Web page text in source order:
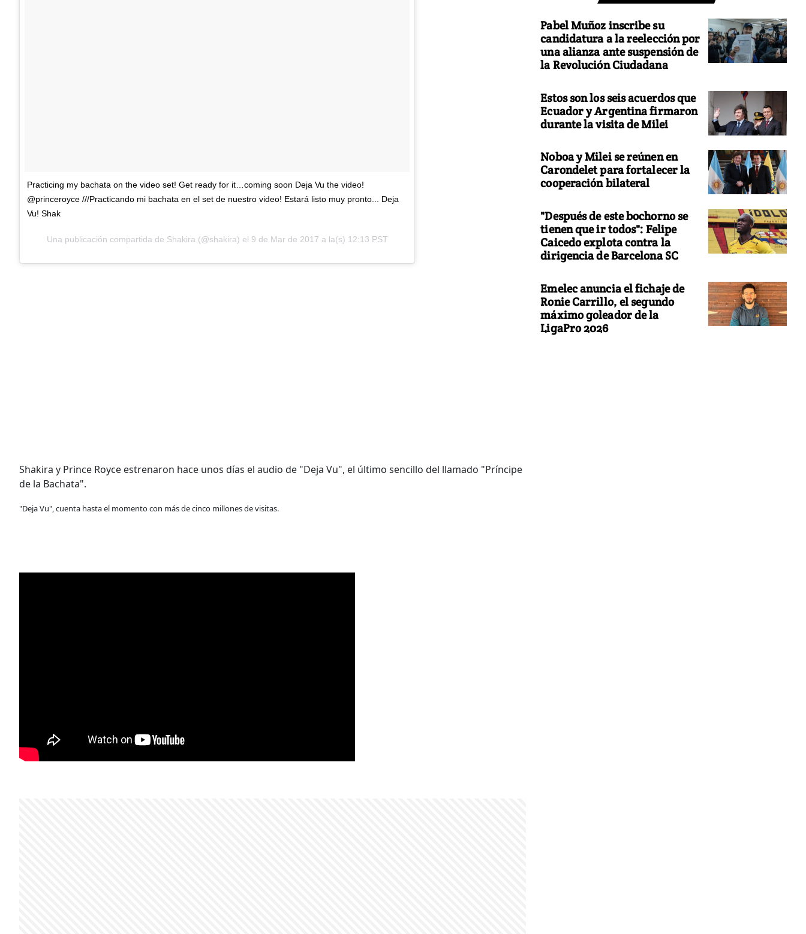
Practicing my bachata on the video set! Get ready for it…coming soon Deja Vu the video!
@princeroyce ///Practicando mi bachata en el set de nuestro video! Estará listo muy pronto... Deja
Vu! Shak
Una publicación compartida de Shakira (@shakira) el 9 de Mar de 2017 a la(s) 12:13 PST
Shakira y Prince Royce estrenaron hace unos días el audio de "Deja Vu", el último sencillo del llamado "Príncipe
de la Bachata".
"Deja Vu", cuenta hasta el momento con más de cinco millones de visitas.
Pabel Muñoz inscribe su
candidatura a la reelección por
una alianza ante suspensión de
la Revolución Ciudadana
Estos son los seis acuerdos que
Ecuador y Argentina firmaron
durante la visita de Milei
Noboa y Milei se reúnen en
Carondelet para fortalecer la
cooperación bilateral
"Después de este bochorno se
tienen que ir todos": Felipe
Caicedo explota contra la
dirigencia de Barcelona SC
Emelec anuncia el fichaje de
Ronie Carrillo, el segundo
máximo goleador de la
LigaPro 2026